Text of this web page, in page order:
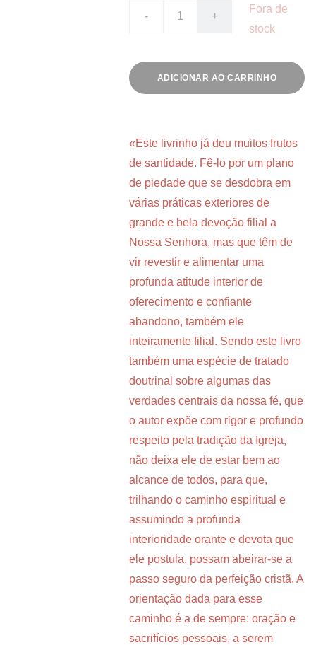
- +
Fora de
stock
ADICIONAR AO CARRINHO
«Este livrinho já deu muitos frutos
de santidade. Fê-lo por um plano
de piedade que se desdobra em
várias práticas exteriores de
grande e bela devoção filial a
Nossa Senhora, mas que têm de
vir revestir e alimentar uma
profunda atitude interior de
oferecimento e confiante
abandono, também ele
inteiramente filial. Sendo este livro
também uma espécie de tratado
doutrinal sobre algumas das
verdades centrais da nossa fé, que
o autor expõe com rigor e profundo
respeito pela tradição da Igreja,
não deixa ele de estar bem ao
alcance de todos, para que,
trilhando o caminho espiritual e
assumindo a profunda
interioridade orante e devota que
ele postula, possam abeirar-se a
passo seguro da perfeição cristã. A
orientação dada para esse
caminho é a de sempre: oração e
sacrifícios pessoais, a serem